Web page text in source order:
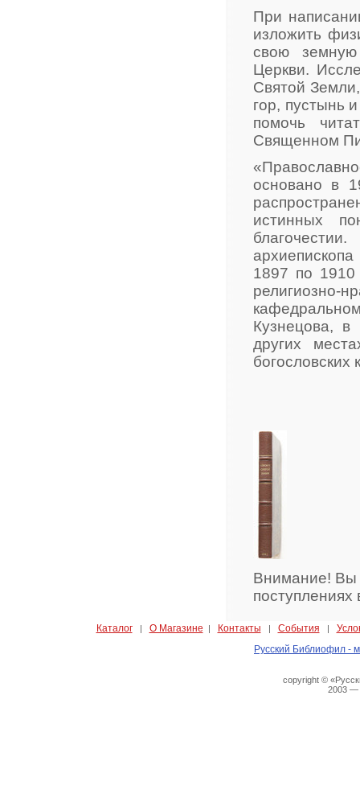
При
изложить
свою
Церкви.
Святой
гор, пустынь
помочь
Священном
основано в
истинных
1897 по 1910
Кузнецова, в
других
богословских
Внимание! Вы
Каталог| О Магазине | Контакты | События |
Русский Библиофил -
copyright ©
2003 —